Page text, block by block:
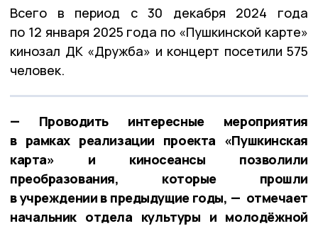
Всего в период с 30 декабря 2024 года
по 12 января 2025 года по «Пушкинской карте»
кинозал ДК «Дружба» и концерт посетили 575
человек.
— Проводить интересные мероприятия
в рамках реализации проекта «Пушкинская
карта» и киносеансы позволили
преобразования, которые прошли
в учреждении в предыдущие годы, — отмечает
начальник отдела культуры и молодёжной